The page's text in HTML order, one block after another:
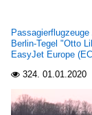
Berlin-Tegel "Otto
EasyJet Europe
 324. 01.01.2020